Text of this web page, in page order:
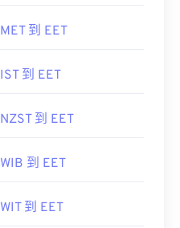
MET 到 EET
IST 到 EET
NZST 到 EET
WIB 到 EET
WIT 到 EET